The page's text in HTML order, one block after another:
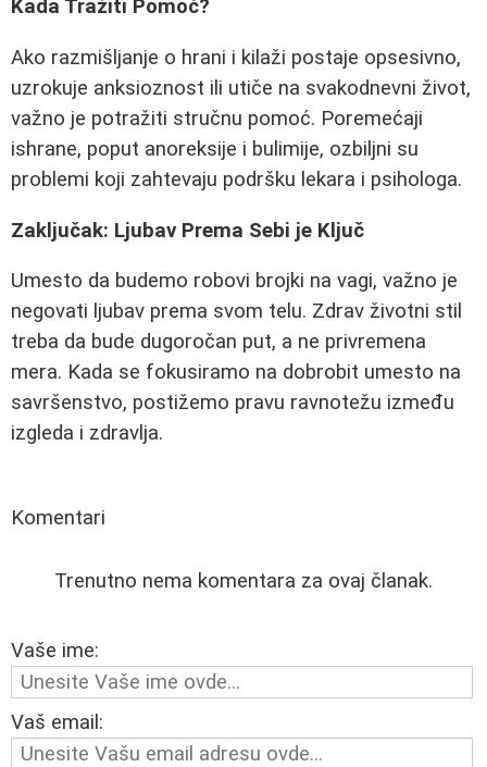
Kada Tražiti Pomoć?
Ako razmišljanje o hrani i kilaži postaje opsesivno,
uzrokuje anksioznost ili utiče na svakodnevni život,
važno je potražiti stručnu pomoć. Poremećaji
ishrane, poput anoreksije i bulimije, ozbiljni su
problemi koji zahtevaju podršku lekara i psihologa.
Zaključak: Ljubav Prema Sebi je Ključ
Umesto da budemo robovi brojki na vagi, važno je
negovati ljubav prema svom telu. Zdrav životni stil
treba da bude dugoročan put, a ne privremena
mera. Kada se fokusiramo na dobrobit umesto na
savršenstvo, postižemo pravu ravnotežu između
izgleda i zdravlja.
Komentari
Trenutno nema komentara za ovaj članak.
Vaše ime:
Vaš email: